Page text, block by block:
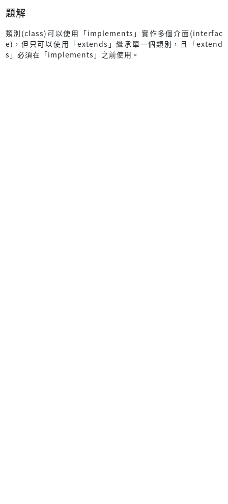
題解
類別(class)可以使用「implements」實作多個介面(interfac
e)，但只可以使用「extends」繼承單一個類別，且「extend
s」必須在「implements」之前使用。